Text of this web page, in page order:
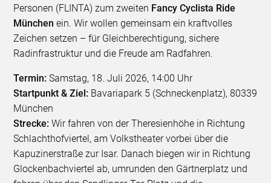
Personen (FLINTA) zum zweiten Fancy Cyclista Ride
München ein. Wir wollen gemeinsam ein kraftvolles
Zeichen setzen – für Gleichberechtigung, sichere
Radinfrastruktur und die Freude am Radfahren.
Termin:Samstag, 18. Juli 2026, 14:00 Uhr
Startpunkt & Ziel: Bavariapark 5 (Schneckenplatz), 80339
München
Strecke:Wir fahren von der Theresienhöhe in Richtung
Schlachthofviertel, am Volkstheater vorbei über die
Kapuzinerstraße zur Isar. Danach biegen wir in Richtung
Glockenbachviertel ab, umrunden den Gärtnerplatz und